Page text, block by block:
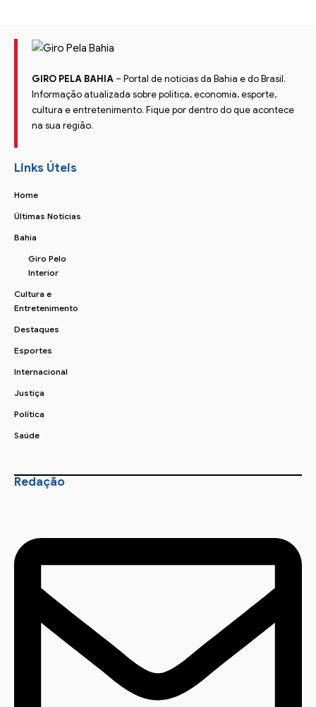
GIRO PELA BAHIA– Portal de notícias da Bahia e do Brasil.
Informação atualizada sobre política, economia, esporte,
cultura e entretenimento. Fique por dentro do que acontece
na sua região.
Links Úteis
Home
Últimas Notícias
Bahia
Giro Pelo
Interior
Cultura e
Entretenimento
Destaques
Esportes
Internacional
Justiça
Política
Saúde
Redação